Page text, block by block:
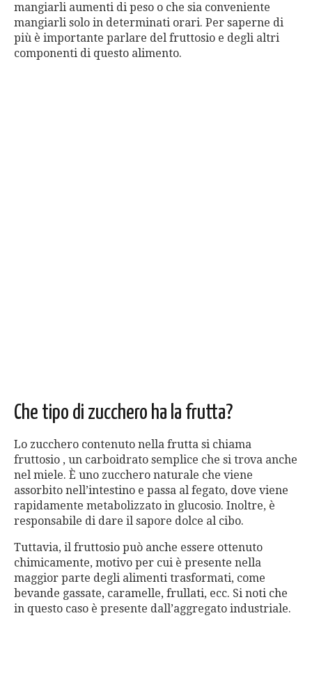
mangiarli aumenti di peso o che sia conveniente
mangiarli solo in determinati orari. Per saperne di
più è importante parlare del fruttosio e degli altri
componenti di questo alimento.
Che tipo di zucchero ha la frutta?
Lo zucchero contenuto nella frutta si chiama
fruttosio , un carboidrato semplice che si trova anche
nel miele. È uno zucchero naturale che viene
assorbito nell’intestino e passa al fegato, dove viene
rapidamente metabolizzato in glucosio. Inoltre, è
responsabile di dare il sapore dolce al cibo.
Tuttavia, il fruttosio può anche essere ottenuto
chimicamente, motivo per cui è presente nella
maggior parte degli alimenti trasformati, come
bevande gassate, caramelle, frullati, ecc. Si noti che
in questo caso è presente dall’aggregato industriale.